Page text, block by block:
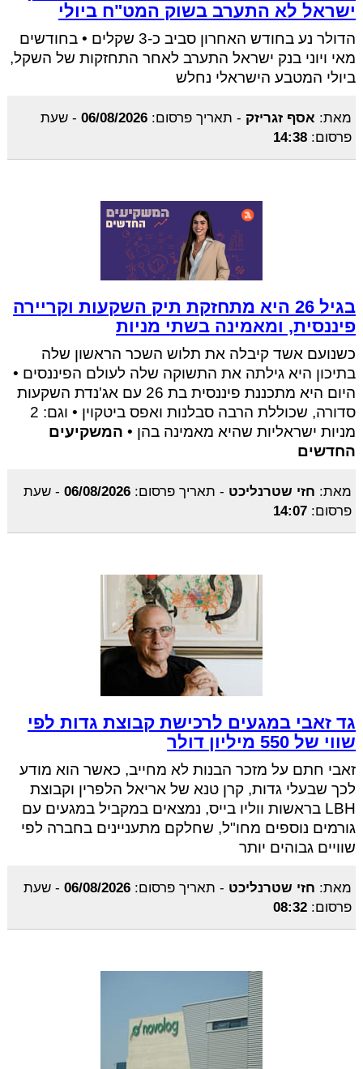
ישראל לא התערב בשוק המט"ח ביולי
הדולר נע בחודש האחרון סביב כ-3 שקלים • בחודשים
מאי ויוני בנק ישראל התערב לאחר התחזקות של השקל,
ביולי המטבע הישראלי נחלש
מאת: אסף זגריזק - תאריך פרסום: 06/08/2026
- שעת
פרסום: 14:38
בגיל 26 היא מתחזקת תיק השקעות וקריירה
פיננסית, ומאמינה בשתי מניות
כשנועם אשד קיבלה את תלוש השכר הראשון שלה
בתיכון היא גילתה את התשוקה שלה לעולם הפיננסים •
היום היא מתכננת פיננסית בת 26 עם אג'נדת השקעות
סדורה, שכוללת הרבה סבלנות ואפס ביטקוין • וגם: 2
מניות ישראליות שהיא מאמינה בהן • המשקיעים
החדשים
מאת: חזי שטרנליכט - תאריך פרסום: 06/08/2026
- שעת
פרסום: 14:07
גד זאבי במגעים לרכישת קבוצת גדות לפי
שווי של 550 מיליון דולר
זאבי חתם על מזכר הבנות לא מחייב, כאשר הוא מודע
לכך שבעלי גדות, קרן טנא של אריאל הלפרין וקבוצת
LBH בראשות ווליו בייס, נמצאים במקביל במגעים עם
גורמים נוספים מחו"ל, שחלקם מתעניינים בחברה לפי
שוויים גבוהים יותר
מאת: חזי שטרנליכט - תאריך פרסום: 06/08/2026
- שעת
פרסום: 08:32